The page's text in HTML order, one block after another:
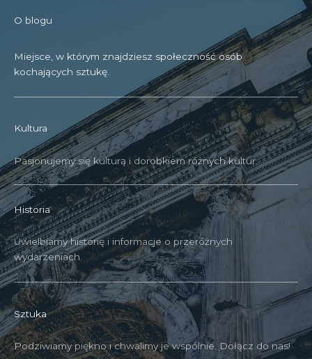
O blogu
Miejsce, w którym znajdziesz społeczność osób
kochających sztukę.
Kultura
Pasjonujemy się kulturą i dorobkiem różnych kultur.
Historia
Uwielbiamy historię i informacje o przeróżnych
wydarzeniach.
Sztuka
Podziwiamy piękno i chwalimy je wspólnie. Dołącz do nas!